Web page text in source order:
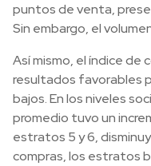
puntos de venta,
Sin embargo, el
Así mismo, el índice de
resultados favorables
bajos. En los niveles
promedio tuvo un
estratos 5 y 6,
compras, los estratos